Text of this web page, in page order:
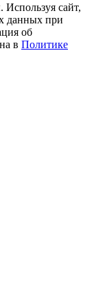
сайт,
данных при
об
в Политике